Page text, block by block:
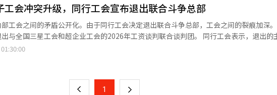
电子这一大企业的结构特性。更大的问题是时机。在总罢工预告的情况下，联合战线的
和动力。实际上，同行工会的退出可能导致罢工参与变为个别判断。三星电子工会一
大并不意味着代表性。业务结构越复杂，利益关系越多层次。半导体和成品业务的收
求也必然不同。这次事件显示出裂痕已达临界点。工会的分裂对企业也是负担。谈判窗
增加。但不能仅将责任归于企业，未能具备内部协调能力的工会也暴露了自身的局限。
工会冲突升级，同行工会宣布退出联合斗争总部
工会之间的矛盾公开化。由于同行工会决定退出联合斗争总部，工会之间的裂痕加深
与全国三星工会和超企业工会的2026年工资谈判联合谈判团。 同行工会表示，退出的
突和信任破裂。同行工会指出，尽管他们为全体成员的权益提出了议案和请求，但对方
月转为联合斗争总部，计划于21日进行总罢工以推动绩效奖金改善方案。 同行工会是第三
，主要来自家电、智能手机和电视等DX部门。 同行工会在声明中表示，他们一直遭受攻
上 1 下